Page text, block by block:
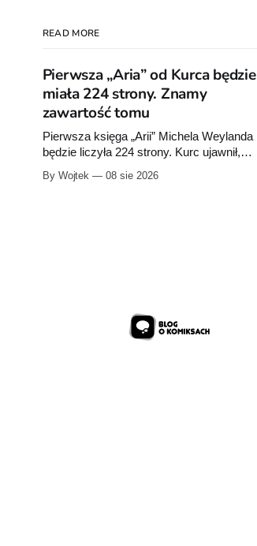
READ MORE
Pierwsza „Aria” od Kurca będzie
miała 224 strony. Znamy
zawartość tomu
Pierwsza księga „Arii” Michela Weylanda
będzie liczyła 224 strony. Kurc ujawnił,
zapowiedział około 30 stron dodatków.
By Wojtek 08 sie 2026